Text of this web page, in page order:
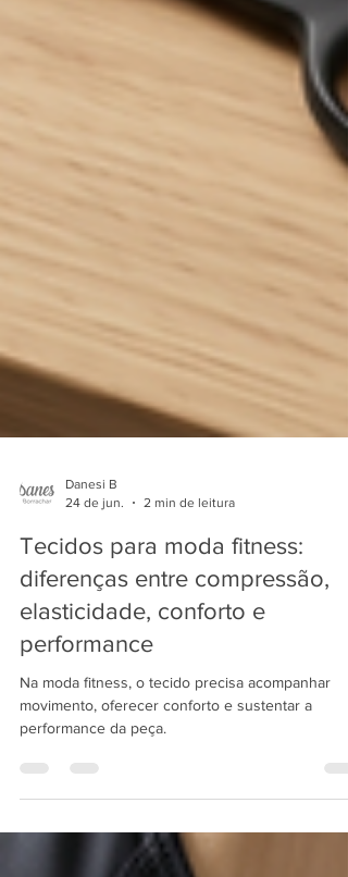
Danesi B
Tecidos para moda fitness:
diferenças entre compressão,
elasticidade, conforto e
performance
Na moda fitness, o tecido precisa acompanhar
movimento, oferecer conforto e sustentar a